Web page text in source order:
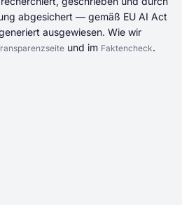
abgesichert — gemäß EU AI Act
ausgewiesen. Wie wir
und im Faktencheck.